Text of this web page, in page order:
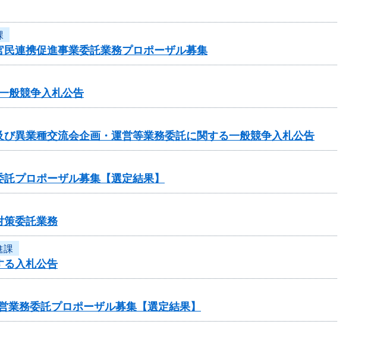
民連携促進事業委託業務プロポーザル募集
般競争入札公告
異業種交流会企画・運営等業務委託に関する一般競争入札公告
プロポーザル募集【選定結果】
策委託業務
課
る入札公告
務委託プロポーザル募集【選定結果】